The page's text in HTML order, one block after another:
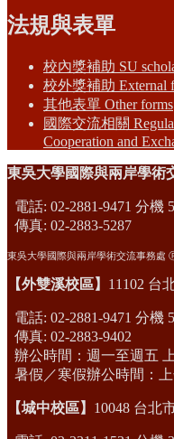
法規與表單
校內獎補助 SU
校外獎補助 External
其他表單 Other forms
國際交流相關
Cooperation and
東吳大學國際與兩岸學術
電話: 02-2881-9471 分機
傳真: 02-2883-5287
東吳大學國際與兩岸學術交流事務處
【外雙溪校區】 11102 台
電話: 02-2881-9471 分機
傳真: 02-2883-9402
辦公時間：週一至週五
暑假／寒假辦公時間：上
【城中校區】 10048 台北